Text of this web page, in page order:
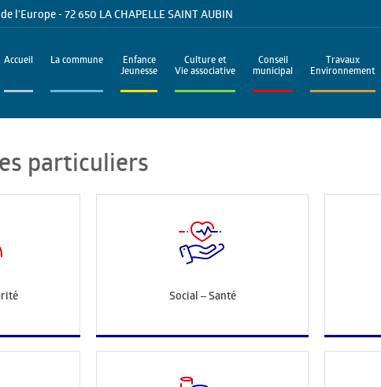
l'Europe - 72 650 LA CHAPELLE SAINT AUBIN
Accueil La commune
Enfance
Jeunesse
Culture et
Vie associative
Conseil
municipal
Travaux
Environnement
particuliers
Social – Santé